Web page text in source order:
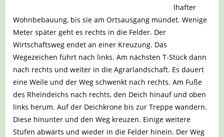
lhafter
Wohnbebauung, bis sie am Ortsausgang mündet. Wenige
Meter später geht es rechts in die Felder. Der
Wirtschaftsweg endet an einer Kreuzung. Das
Wegezeichen führt nach links. Am nächsten T-Stück dann
nach rechts und weiter in die Agrarlandschaft. Es dauert
eine Weile und der Weg schwenkt nach rechts. Am Fuße
des Rheindeichs nach rechts, den Deich hinauf und oben
links herum. Auf der Deichkrone bis zur Treppe wandern.
Diese hinunter und den Weg kreuzen. Einige weitere
Stufen abwärts und wieder in die Felder hinein. Der Weg